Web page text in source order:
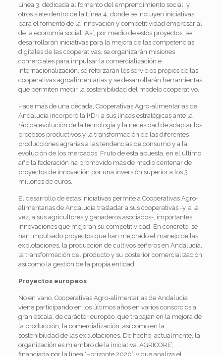
Línea 3, dedicada al fomento del emprendimiento social; y
otros siete dentro de la Línea 4, donde se incluyen iniciativas
para el fomento de la innovación y competitividad empresarial
de la economía social. Así, por medio de estos proyectos, se
desarrollarán iniciativas para la mejora de las competencias
digitales de las cooperativas, se organizarán misiones
comerciales para impulsar la comercialización e
internacionalización, se reforzarán los servicios propios de las
cooperativas agroalimentarias y se desarrollarán herramientas
que permiten medir la sostenibilidad del modelo cooperativo.
Hace más de una década, Cooperativas Agro-alimentarias de
Andalucía incorporó la I+D+i a sus líneas estratégicas ante la
rápida evolución de la tecnología y la necesidad de adaptar los
procesos productivos y la transformación de las diferentes
producciones agrarias a las tendencias de consumo y a la
evolución de los mercados. Fruto de esta apuesta, en el último
año la federación ha promovido más de medio centenar de
proyectos de innovación por una inversión superior a los 3
millones de euros.
El desarrollo de estas iniciativas permite a Cooperativas Agro-
alimentarias de Andalucía trasladar a sus cooperativas -y, a la
vez, a sus agricultores y ganaderos asociados-, importantes
innovaciones que mejoran su competitividad. En concreto, se
han impulsado proyectos que han mejorado el manejo de las
explotaciones, la producción de cultivos señeros en Andalucía,
la transformación del producto y su posterior comercialización,
así como la gestión de la propia entidad.
Proyectos europeos
No en vano, Cooperativas Agro-alimentarias de Andalucía
viene participando en los últimos años en varios consorcios a
gran escala, de carácter europeo, que trabajan en la mejora de
la producción, la comercialización, así como en la
sostenibilidad de las explotaciones. De hecho, actualmente, la
organización es miembro de la iniciativa ‘AGRICORE’,
financiada por la línea ‘Horizonte 2020’, y que analiza el